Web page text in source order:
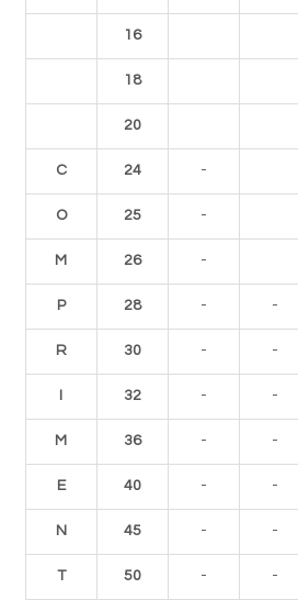
16
18
20
C 24 -
O 25 -
M 26 -
P 28 - -
R 30 - -
32 - -
M 36 - -
E 40 - -
N 45 - -
T 50 - -